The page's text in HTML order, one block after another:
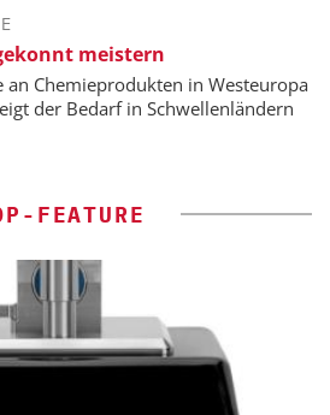
meistern
an Chemieprodukten in Westeuropa
der Bedarf in Schwellenländern
FEATURE